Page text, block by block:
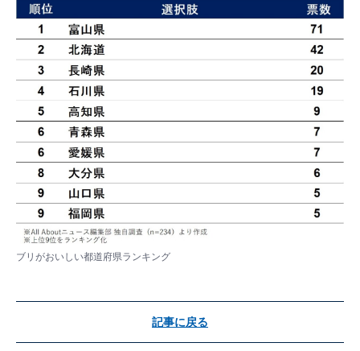
ブリがおいしい都道府県ランキング
記事に戻る